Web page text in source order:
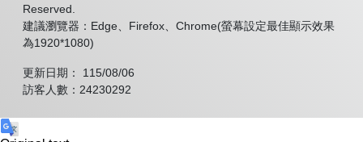
Reserved.
建議瀏覽器：Edge、Firefox、Chrome(螢幕設定最佳顯示效果
為1920*1080)
更新日期： 115/08/06
訪客人數：24230292